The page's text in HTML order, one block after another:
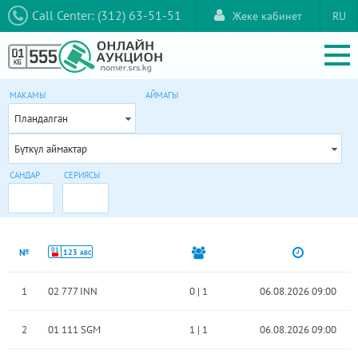
Call Center: (312) 63-51-51 RU
Жеке кабинет
МАКАМЫ
Пландалган
АЙМАГЫ
Бүткүл аймактар
САНДАР СЕРИЯСЫ
№ 01 123 ABC
1 02 777 INN 0| 1 06.08.2026 09:00
2 01 111 SGM 1 | 1 06.08.2026 09:00